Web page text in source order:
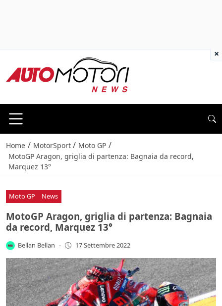
Home / MotorSport / Moto GP /
MotoGP Aragon, griglia di partenza: Bagnaia da record,
Marquez 13°
Moto GP News
MotoGP Aragon, griglia di partenza: Bagnaia
da record, Marquez 13°
Bellan Bellan - 17 Settembre 2022
×